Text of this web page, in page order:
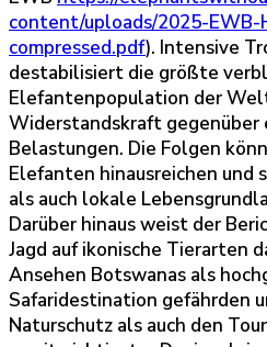
content/uploads/2025-
compressed.pdf). Intensive
destabilisiert die größte
Elefantenpopulation der
Widerstandskraft gegenüber
Belastungen. Die Folgen
Elefanten hinausreichen und
als auch lokale
Darüber hinaus weist der
Jagd auf ikonische Tierarten
Ansehen Botswanas als
Safaridestination gefährden
Naturschutz als auch den